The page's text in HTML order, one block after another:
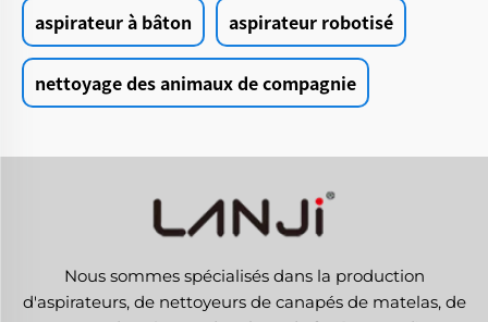
aspirateur à bâton aspirateur robotisé
nettoyage des animaux de compagnie
Nous sommes spécialisés dans la production
d'aspirateurs, de nettoyeurs de canapés de matelas, de